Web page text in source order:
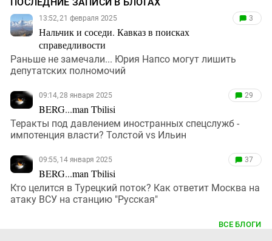
ПОСЛЕДНИЕ ЗАПИСИ В БЛОГАХ
13:52, 21 февраля 2025
Нальчик и соседи. Кавказ в поисках
справедливости
3
Раньше не замечали... Юрия Напсо могут лишить
депутатских полномочий
09:14, 28 января 2025
BERG...man Tbilisi
29
Теракты под давлением иностранных спецслужб -
импотенция власти? Толстой vs Ильин
09:55, 14 января 2025
BERG...man Tbilisi
37
Кто целится в Турецкий поток? Как ответит Москва на
атаку ВСУ на станцию "Русская"
ВСЕ БЛОГИ